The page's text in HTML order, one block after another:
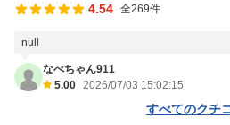
4.54 全269件
null
なべちゃん911
5.00 2026/07/03 15:02:15
すべてのクチ